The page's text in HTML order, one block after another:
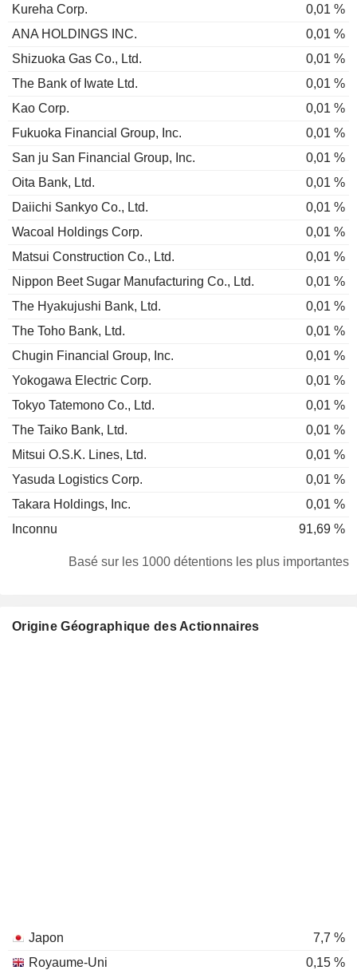
Kureha Corp.
0,01 %
ANA HOLDINGS INC.
0,01 %
Shizuoka Gas Co., Ltd.
0,01 %
The Bank of Iwate Ltd.
0,01 %
Kao Corp.
0,01 %
Fukuoka Financial Group, Inc.
0,01 %
San ju San Financial Group, Inc.
0,01 %
Oita Bank, Ltd.
0,01 %
Daiichi Sankyo Co., Ltd.
0,01 %
Wacoal Holdings Corp.
0,01 %
Matsui Construction Co., Ltd.
0,01 %
Nippon Beet Sugar Manufacturing Co., Ltd.
0,01 %
The Hyakujushi Bank, Ltd.
0,01 %
The Toho Bank, Ltd.
0,01 %
Chugin Financial Group, Inc.
0,01 %
Yokogawa Electric Corp.
0,01 %
Tokyo Tatemono Co., Ltd.
0,01 %
The Taiko Bank, Ltd.
0,01 %
Mitsui O.S.K. Lines, Ltd.
0,01 %
Yasuda Logistics Corp.
0,01 %
Takara Holdings, Inc.
0,01 %
Inconnu
91,69 %
Basé sur les 1000 détentions les plus importantes
Origine Géographique des Actionnaires
Japon
7,7 %
Royaume-Uni
0,15 %